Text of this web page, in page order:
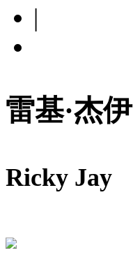
|
雷基·杰伊
Ricky Jay